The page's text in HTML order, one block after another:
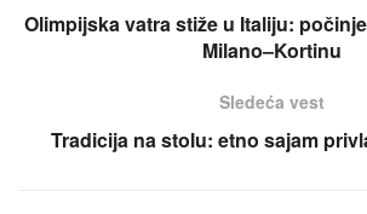
Olimpijska vatra stiže u Italiju:
Milano–Kortinu
Sledeća vest
Tradicija na stolu: etno sajam